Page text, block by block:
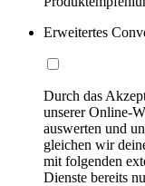
Erweitertes
Durch das
unserer Online-
auswerten und
gleichen wir
mit folgenden
Dienste bereits